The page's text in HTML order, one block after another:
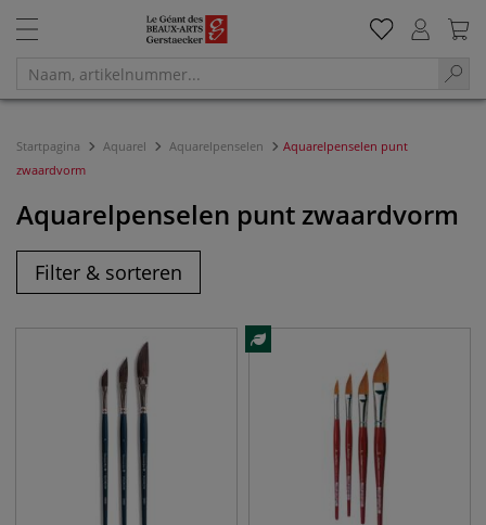
Startpagina Aquarel Aquarelpenselen
Aquarelpenselen punt
zwaardvorm
Aquarelpenselen punt zwaardvorm
Filter & sorteren